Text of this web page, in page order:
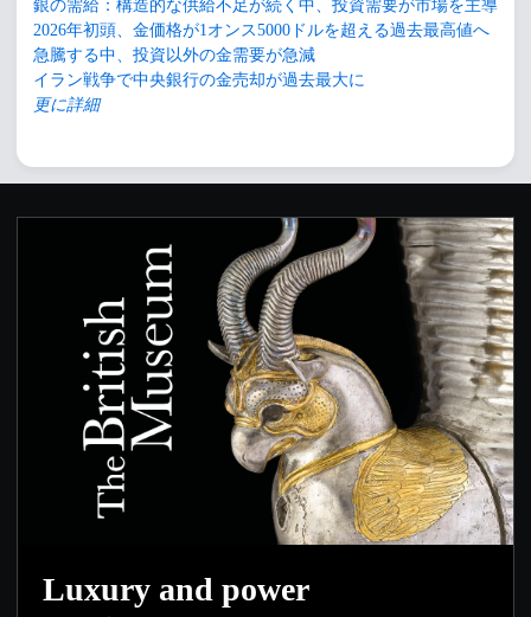
銀の需給：構造的な供給不足が続く中、投資需要が市場を主導
2026年初頭、金価格が1オンス5000ドルを超える過去最高値へ
急騰する中、投資以外の金需要が急減
イラン戦争で中央銀行の金売却が過去最大に
更に詳細
Luxury and power